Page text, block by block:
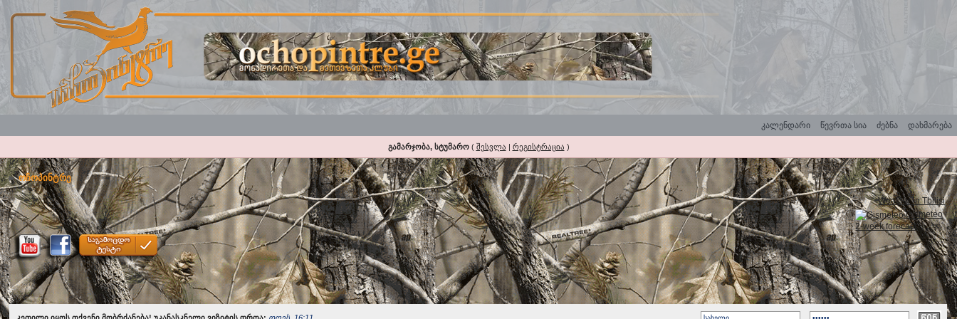
დახმარება
ძებნა
წევრთა სია
კალენდარი
გამარჯობა, სტუმარო( შესვლა | რეგისტრაცია )
ოჩოპინტრე
Weather in Tbilisi
Gismeteo
2-week forecast